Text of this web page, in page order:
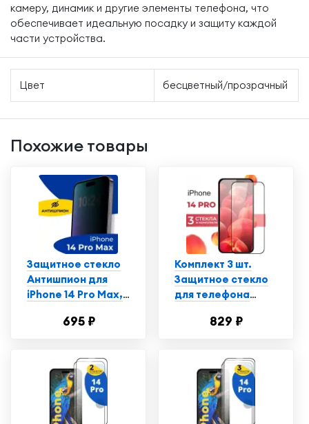
камеру, динамик и другие элементы телефона, что
обеспечивает идеальную посадку и защиту каждой
части устройства.
Цвет бесцветный/прозрачный
Похожие товары
Защитное стекло
Антишпион для
iPhone 14 Pro Max,
стекло на Айфон 14
695 ₽
Комплект 3 шт.
Защитное стекло
для телефона
/ Глянцевое
олеофобным
покрытием на
смартфон Эпл
Айфон 14 Про
829 ₽